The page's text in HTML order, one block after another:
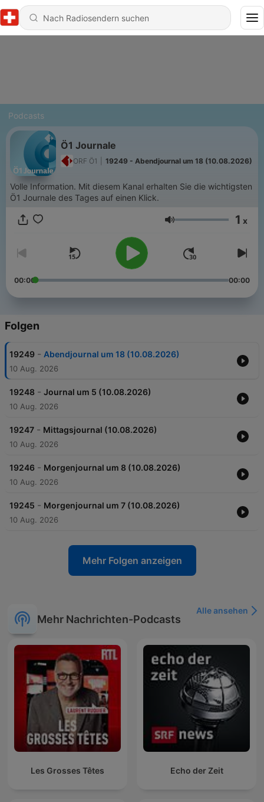
Podcasts
Ö1 Journale
ORF Ö1 19249 - Abendjournal um 18 (10.08.2026)
Volle Information. Mit diesem Kanal erhalten Sie die wichtigsten
Ö1 Journale des Tages auf einen Klick.
Lautstärke 1 x
00:00 00:00
Folgen
19249 - Abendjournal um 18 (10.08.2026)
10 Aug. 2026
19248 - Journal um 5 (10.08.2026)
10 Aug. 2026
19247 - Mittagsjournal (10.08.2026)
10 Aug. 2026
19246 - Morgenjournal um 8 (10.08.2026)
10 Aug. 2026
19245 - Morgenjournal um 7 (10.08.2026)
10 Aug. 2026
Mehr Folgen anzeigen
Mehr Nachrichten-Podcasts
Alle ansehen
Les Grosses Têtes Echo der Zeit